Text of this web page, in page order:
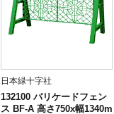
日本緑十字社
132100 バリケードフェン
ス BF-A 高さ750x幅1340m